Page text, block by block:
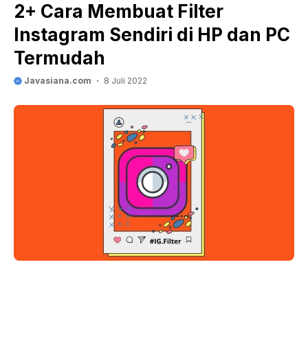
2+ Cara Membuat Filter
Instagram Sendiri di HP dan PC
Termudah
Javasiana.com 8 Juli 2022